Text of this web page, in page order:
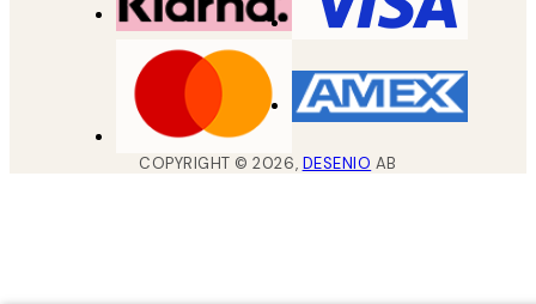
COPYRIGHT ©2026, DESENIO AB